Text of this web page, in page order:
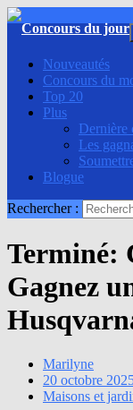
Nouveautés
Concours du
Top 20
Plus
Dernière
Les
Blogue
Rechercher :
Terminé:
Gagnez
Marilyne
20 octobre
Maisons et